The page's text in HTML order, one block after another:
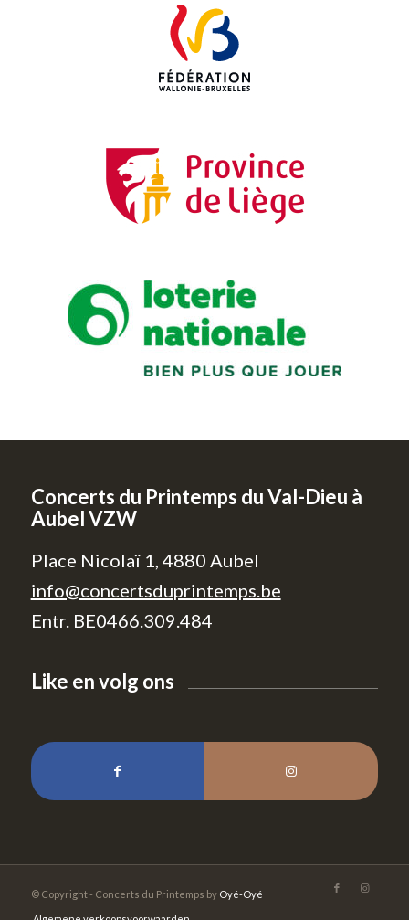
Concerts du Printemps du Val-Dieu à
Aubel VZW
Place Nicolaï 1, 4880 Aubel
info@concertsduprintemps.be
Entr. BE0466.309.484
Like en volg ons
© Copyright - Concerts du Printemps by Oyé-Oyé